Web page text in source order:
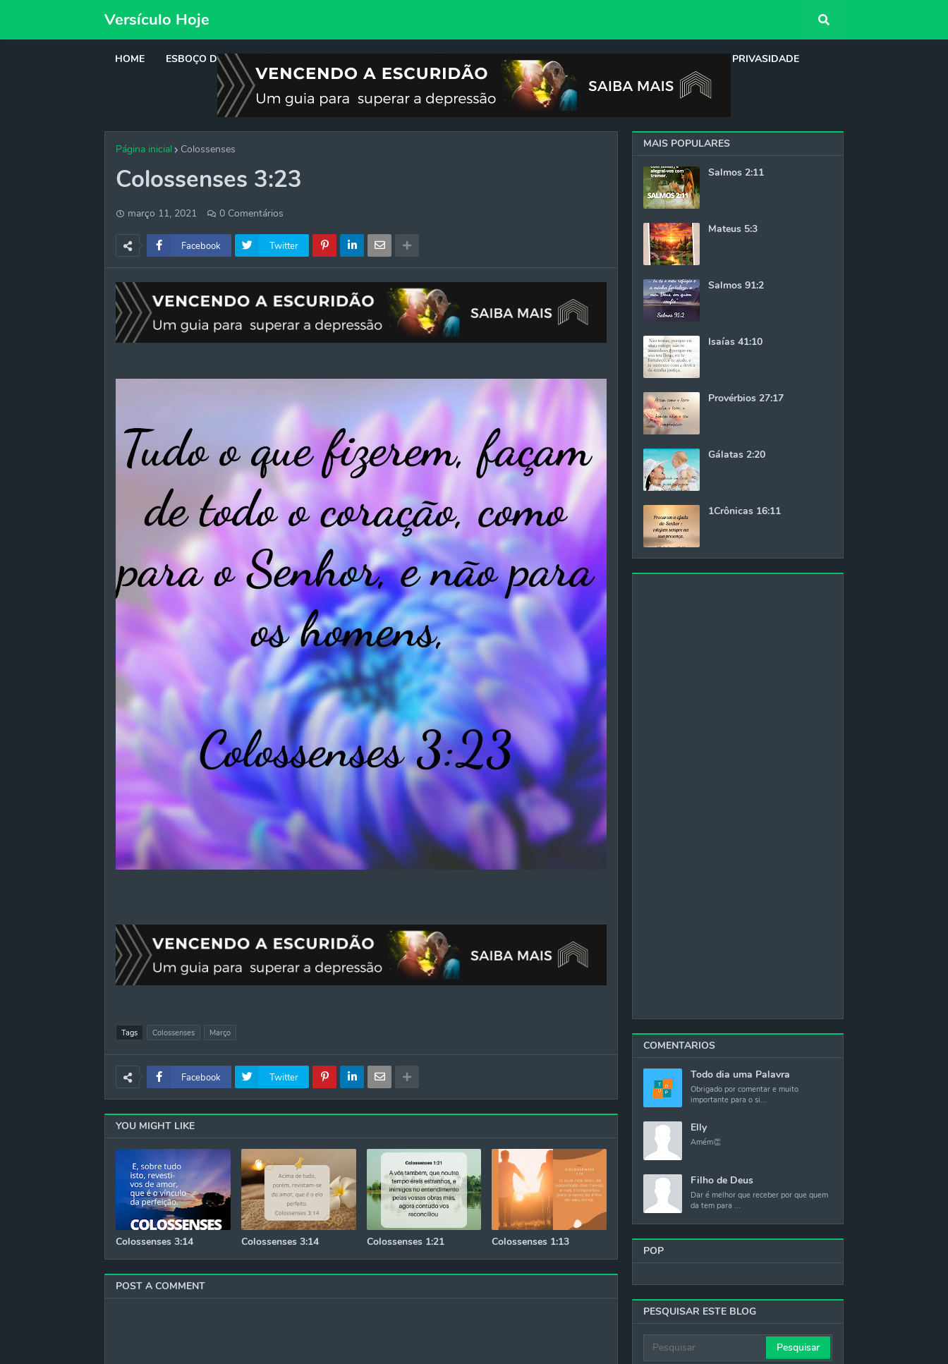
Versículo Hoje
HOME ESBOÇO DE PREGAÇÃO REFLEXÃO CRISES DO FIM PRIVASIDADE
Página inicial Colossenses
Colossenses 3:23
março 11, 2021 0 Comentários
Facebook Twitter
Tags Colossenses Março
Facebook Twitter
YOU MIGHT LIKE
Colossenses 3:14 Colossenses 3:14 Colossenses 1:21 Colossenses 1:13
POST A COMMENT
MAIS POPULARES
Salmos 2:11
Mateus 5:3
Salmos 91:2
Isaías 41:10
Provérbios 27:17
Gálatas 2:20
1Crônicas 16:11
COMENTARIOS
Todo dia uma Palavra
Obrigado por comentar e muito
importante para o si...
Elly
Amém👏
Filho de Deus
Dar é melhor que receber por que quem
da tem para ...
POP
PESQUISAR ESTE BLOG